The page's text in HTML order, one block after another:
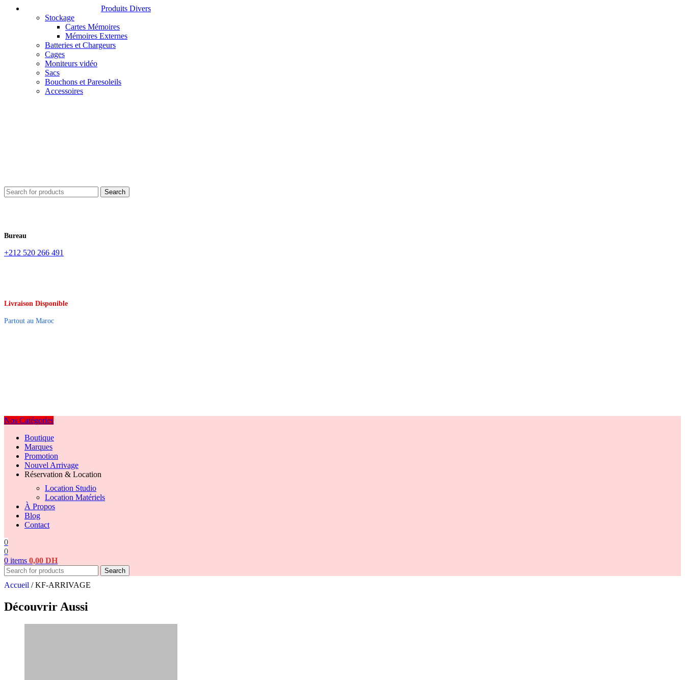
Produits Divers
Stockage
Cartes Mémoires
Mémoires Externes
Batteries et Chargeurs
Cages
Moniteurs vidéo
Sacs
Bouchons et Paresoleils
Accessoires
Search
Bureau
+212 520 266 491
Livraison Disponible
Partout au Maroc
Nos Catégories
Boutique
Marques
Promotion
Nouvel Arrivage
Réservation & Location
Location Studio
Location Matériels
À Propos
Blog
Contact
0
0
0 items 0,00 DH
Search
Accueil / KF-ARRIVAGE
Découvrir Aussi